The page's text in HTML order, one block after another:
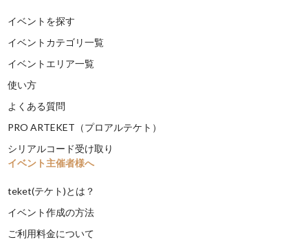
イベントを探す
イベントカテゴリ一覧
イベントエリア一覧
使い方
よくある質問
PRO ARTEKET（プロアルテケト）
シリアルコード受け取り
イベント主催者様へ
teket(テケト)とは？
イベント作成の方法
ご利用料金について